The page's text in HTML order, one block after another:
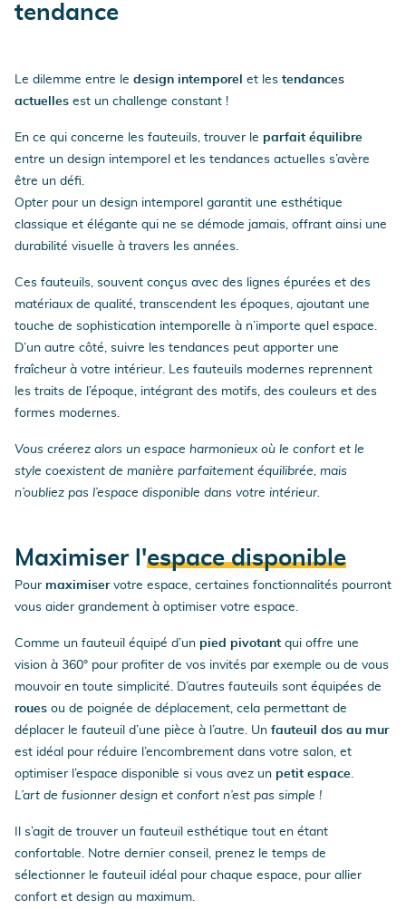
tendance
Le dilemme entre le design intemporel et les tendances
actuelles est un challenge constant !
En ce qui concerne les fauteuils, trouver le parfait équilibre
entre un design intemporel et les tendances actuelles s’avère
être un défi.
Opter pour un design intemporel garantit une esthétique
classique et élégante qui ne se démode jamais, offrant ainsi une
durabilité visuelle à travers les années.
Ces fauteuils, souvent conçus avec des lignes épurées et des
matériaux de qualité, transcendent les époques, ajoutant une
touche de sophistication intemporelle à n’importe quel espace.
D’un autre côté, suivre les tendances peut apporter une
fraîcheur à votre intérieur. Les fauteuils modernes reprennent
les traits de l’époque, intégrant des motifs, des couleurs et des
formes modernes.
Vous créerez alors un espace harmonieux où le confort et le
style coexistent de manière parfaitement équilibrée, mais
n’oubliez pas l’espace disponible dans votre intérieur.
Maximiser l'espace disponible
Pour maximiservotre espace, certaines fonctionnalités pourront
vous aider grandement à optimiser votre espace.
Comme un fauteuil équipé d’un pied pivotant qui offre une
vision à 360° pour profiter de vos invités par exemple ou de vous
mouvoir en toute simplicité. D’autres fauteuils sont équipées de
roues ou de poignée de déplacement, cela permettant de
déplacer le fauteuil d’une pièce à l’autre. Un fauteuil dos au mur
est idéal pour réduire l’encombrement dans votre salon, et
optimiser l’espace disponible si vous avez un petit espace
L’art de fusionner design et confort n’est pas simple !
Il s’agit de trouver un fauteuil esthétique tout en étant
confortable. Notre dernier conseil, prenez le temps de
sélectionner le fauteuil idéal pour chaque espace, pour allier
confort et design au maximum.